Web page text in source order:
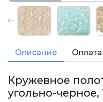
Описание Оплата
Кружевное
угольно-черное,